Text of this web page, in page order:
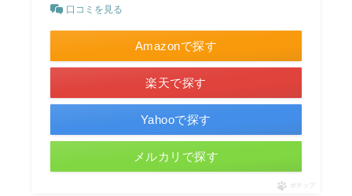
口コミを見る
Amazonで探す
楽天で探す
Yahooで探す
メルカリで探す
ポチップ